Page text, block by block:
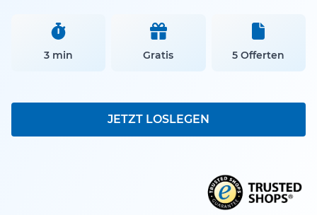
3 min Gratis 5 Offerten
JETZT LOSLEGEN